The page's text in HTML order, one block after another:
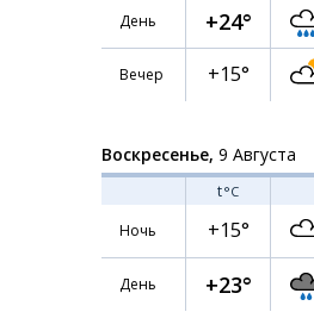
День +24°
Вечер +15°
Воскресенье, 9 Августа
t°C
Ночь
+15°
День +23°